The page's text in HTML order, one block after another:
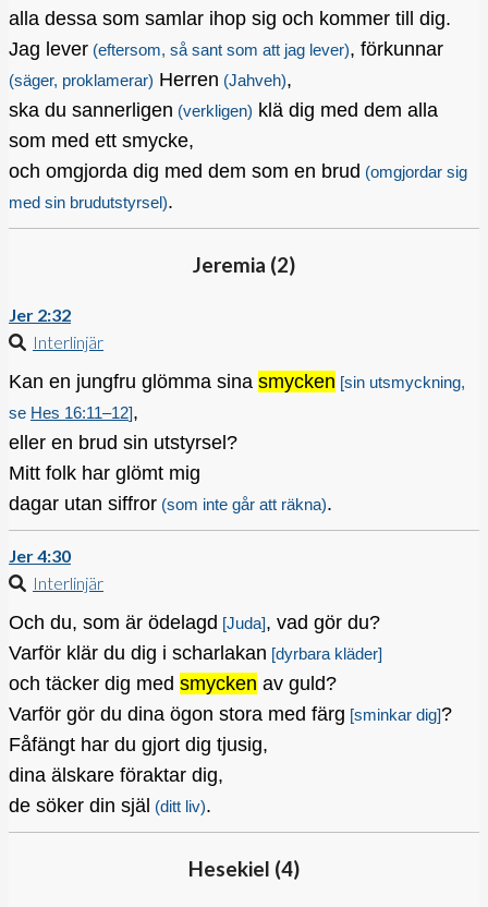
alla dessa som samlar ihop sig och kommer till dig.
Jag lever (eftersom, så sant som att jag lever), förkunnar
(säger, proklamerar) Herren (Jahveh),
ska du sannerligen (verkligen) klä dig med dem alla
som med ett smycke,
och omgjorda dig med dem som en brud (omgjordar sig
med sin brudutstyrsel).
Jeremia (2)
Jer 2:32
Interlinjär
Kan en jungfru glömma sina smycken [sin utsmyckning,
se Hes 16:11–12],
eller en brud sin utstyrsel?
Mitt folk har glömt mig
dagar utan siffror (som inte går att räkna).
Jer 4:30
Interlinjär
Och du, som är ödelagd [Juda], vad gör du?
Varför klär du dig i scharlakan [dyrbara kläder]
och täcker dig med smycken av guld?
Varför gör du dina ögon stora med färg [sminkar dig]?
Fåfängt har du gjort dig tjusig,
dina älskare föraktar dig,
de söker din själ (ditt liv).
Hesekiel (4)